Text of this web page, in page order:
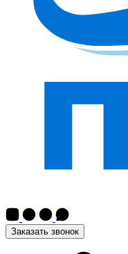
Заказать звонок